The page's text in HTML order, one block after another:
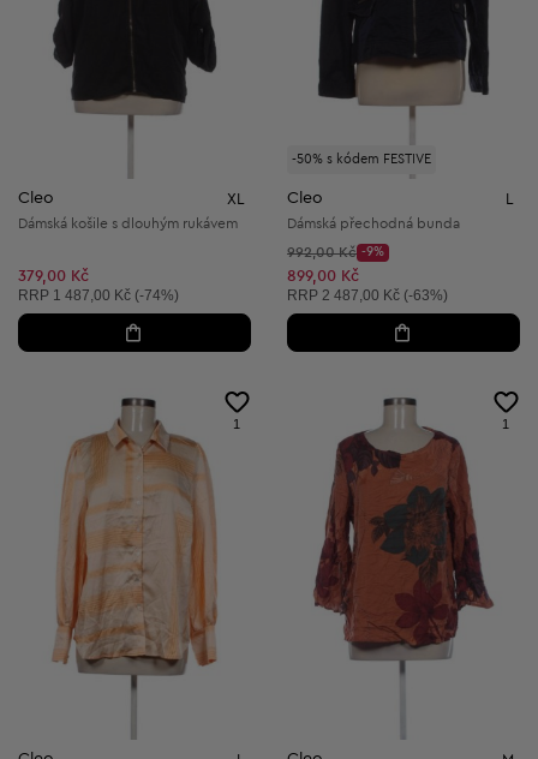
Cleo XL
Dámská košile s dlouhým rukávem
379,00 Kč
Doporučená cena:
RRP 1 487,00 Kč (-74%)
-50% s kódem FESTIVE
Cleo
Dámská přechodná bunda
Původní cena:
992,00 Kč
Discount Price:
-9%
Snížená cena:
899,00 Kč
Doporučená cena:
RRP 2 487,00 Kč (-63%)
1 1